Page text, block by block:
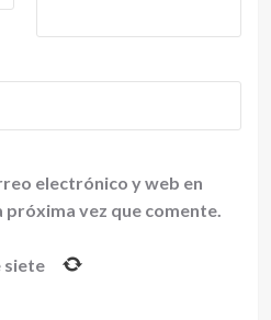
electrónico y web en
vez que comente.
siete